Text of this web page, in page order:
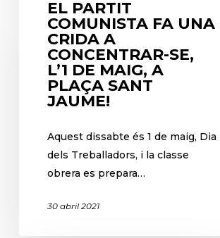
EL PARTIT
COMUNISTA FA UNA
CRIDA A
CONCENTRAR-SE,
L’1 DE MAIG, A
PLAÇA SANT
JAUME!
Aquest dissabte és 1 de maig, Dia
dels Treballadors, i la classe
obrera es prepara…
30 abril 2021